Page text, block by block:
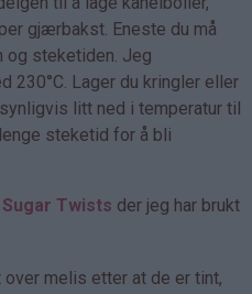
gjærbakst. Eneste du må
og steketiden. Jeg
230°C. Lager du kringler eller
litt ned i temperatur til
steketid for å bli
Twists der jeg har brukt
melis etter at de er tint,